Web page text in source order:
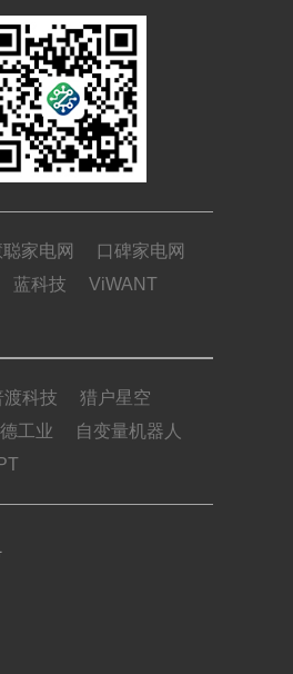
家电网
口碑家电网
蓝科技
ViWANT
渡科技
猎户星空
工业
自变量机器人